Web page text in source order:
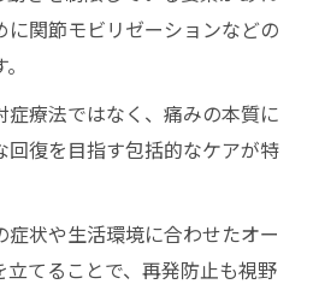
関節モビリゼーションなどの
療法ではなく、痛みの本質に
回復を目指す包括的なケアが特
状や生活環境に合わせたオー
てることで、再発防止も視野